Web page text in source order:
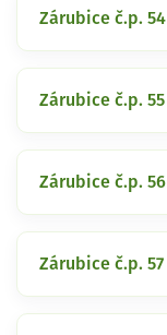
Zárubice č.p. 54
Zárubice č.p. 55
Zárubice č.p. 56
Zárubice č.p. 57